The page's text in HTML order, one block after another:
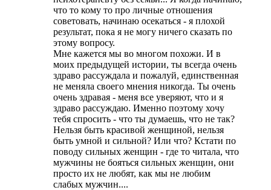
что то кому то про личные отношения
советовать, начинаю осекаться - я плохой
результат, пока я не могу ничего сказать по
этому вопросу.
Мне кажется мы во многом похожи. И в
моих предыдущей истории, ты всегда очень
здраво рассуждала и пожалуй, единственная
не меняла своего мнения никогда. Ты очень
очень здравая - меня все уверяют, что и я
здраво рассуждаю. Именно поэтому хочу
тебя спросить - что ты думаешь, что не так?
Нельзя быть красивой женщиной, нельзя
быть умной и сильной? Или что? Кстати по
поводу сильных женщин - где то читала, что
мужчины не бояться сильных женщин, они
просто их не любят, как мы не любим
слабых мужчин....